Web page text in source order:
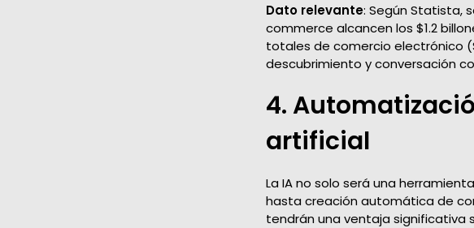
Dato relevante: Según Statista,
commerce alcancen los $1.2
totales de comercio electrónico
descubrimiento y conversación
4.
artificial
La IA no solo será una
hasta creación automática de
tendrán una ventaja significativa